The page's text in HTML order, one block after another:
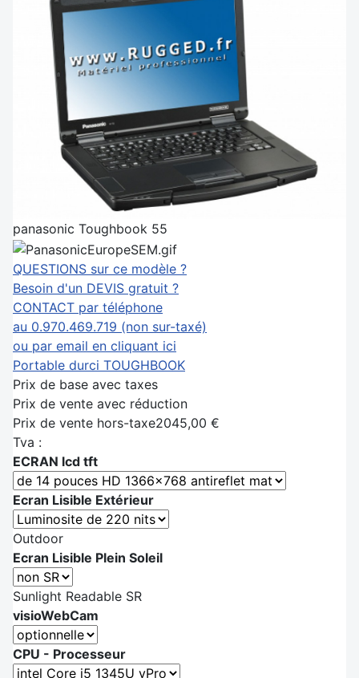
panasonic Toughbook 55
QUESTIONS sur ce modèle ?
Besoin d'un DEVIS gratuit ?
CONTACT par téléphone
au 0.970.469.719 (non sur-taxé)
ou par email en cliquant ici
Portable durci TOUGHBOOK
Prix de base avec taxes
Prix de vente avec réduction
Prix de vente hors-taxe2045,00 €
Tva :
ECRAN lcd tft
Ecran Lisible Extérieur
Outdoor
Ecran Lisible Plein Soleil
Sunlight Readable SR
visioWebCam
CPU - Processeur